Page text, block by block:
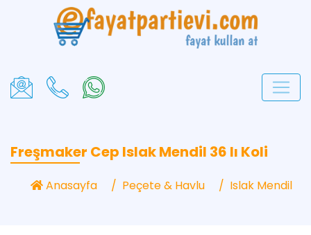
Freşmaker Cep Islak Mendil 36 lı Koli
Anasayfa Peçete & Havlu Islak Mendil